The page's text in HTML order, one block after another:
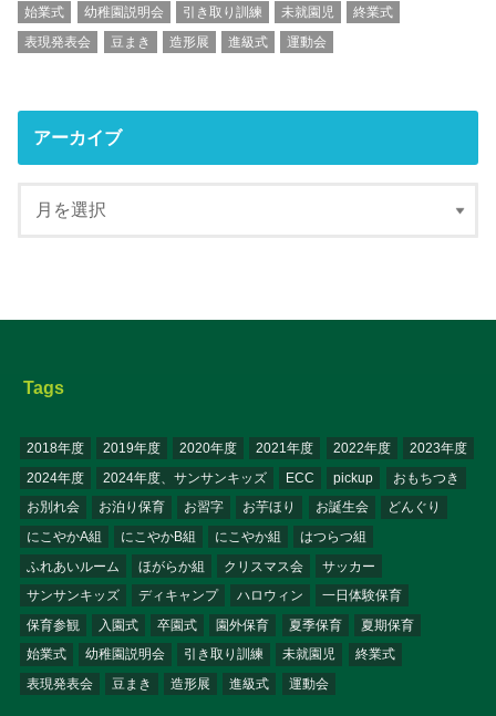
始業式
幼稚園説明会 引き取り訓練 未就園児
終業式
表現発表会
豆まき 造形展 進級式 運動会
アーカイブ
Tags
2018年度 2019年度 2020年度 2021年度 2022年度
2023年度
2024年度
2024年度、サンサンキッズ ECC pickup
おもちつき
お別れ会
お泊り保育 お習字 お芋ほり お誕生会
どんぐり
にこやかA組
にこやかB組 にこやか組
はつらつ組
ふれあいルーム
ほがらか組 クリスマス会
サッカー
サンサンキッズ
ディキャンプ ハロウィン
一日体験保育
保育参観
入園式 卒園式 園外保育 夏季保育
夏期保育
始業式
幼稚園説明会 引き取り訓練 未就園児
終業式
表現発表会
豆まき 造形展 進級式 運動会